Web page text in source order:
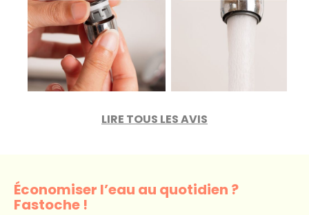
LIRE TOUS LES AVIS
Économiser l’eau au quotidien ?
Fastoche !